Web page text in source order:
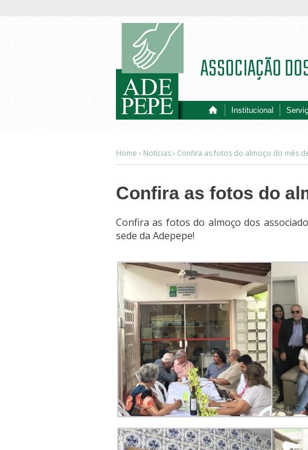
Institucional
ASSOCIAÇÃO
Home › Notícias› Confira as fotos do almoço do mês
Confira as fotos do
Confira as fotos do almoço dos
sede da Adepepe!